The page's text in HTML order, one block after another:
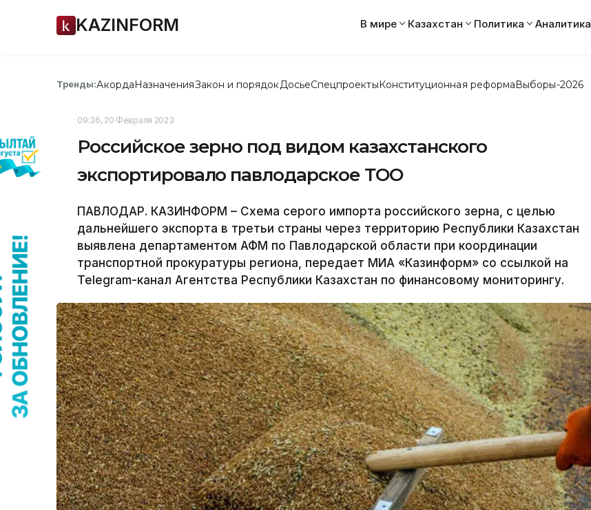
KAZINFORM В мире Казахстан Политика Аналитика
Тренды:АкордаНазначенияЗакон и порядок ДосьеСпецпроектыКонституционная реформаВыборы-2026
09:36, 20 Февраля 2023
Российское зерно под видом казахстанского
экспортировало павлодарское ТОО
ПАВЛОДАР. КАЗИНФОРМ – Схема серого импорта российского зерна, с целью
дальнейшего экспорта в третьи страны через территорию Республики Казахстан
выявлена департаментом АФМ по Павлодарской области при координации
транспортной прокуратуры региона, передает МИА «Казинформ» со ссылкой на
Telegram-канал Агентства Республики Казахстан по финансовому мониторингу.